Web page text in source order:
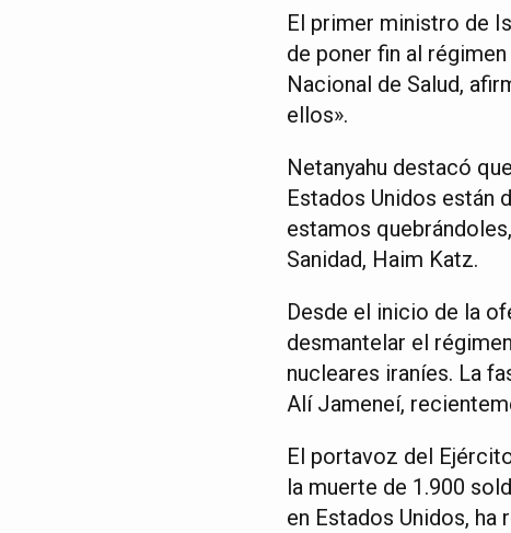
El primer ministro de
de poner fin al
Nacional de Salud,
ellos».
Netanyahu destacó
Estados Unidos están
estamos
Sanidad, Haim Katz.
Desde el inicio de la
desmantelar el
nucleares iraníes. La
Alí Jameneí,
El portavoz del
la muerte de 1.900
en Estados Unidos,